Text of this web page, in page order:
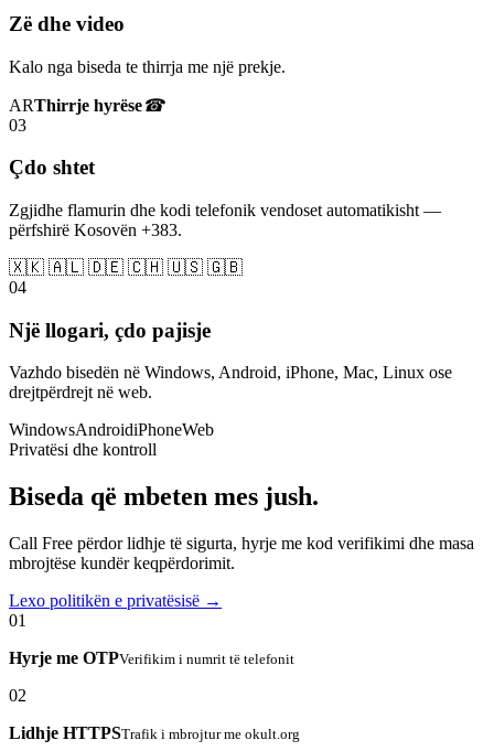
Zë dhe video
Kalo nga biseda te thirrja me një prekje.
ARThirrje hyrëse☎
03
Çdo shtet
Zgjidhe flamurin dhe kodi telefonik vendoset automatikisht —
përfshirë Kosovën +383.
🇽🇰 🇦🇱 🇩🇪 🇨🇭 🇺🇸 🇬🇧
04
Një llogari, çdo pajisje
Vazhdo bisedën në Windows, Android, iPhone, Mac, Linux ose
drejtpërdrejt në web.
WindowsAndroidiPhoneWeb
Privatësi dhe kontroll
Biseda që mbeten mes jush.
Call Free përdor lidhje të sigurta, hyrje me kod verifikimi dhe masa
mbrojtëse kundër keqpërdorimit.
Lexo politikën e privatësisë →
01
Hyrje me OTPVerifikim i numrit të telefonit
02
Lidhje HTTPSTrafik i mbrojtur me okult.org